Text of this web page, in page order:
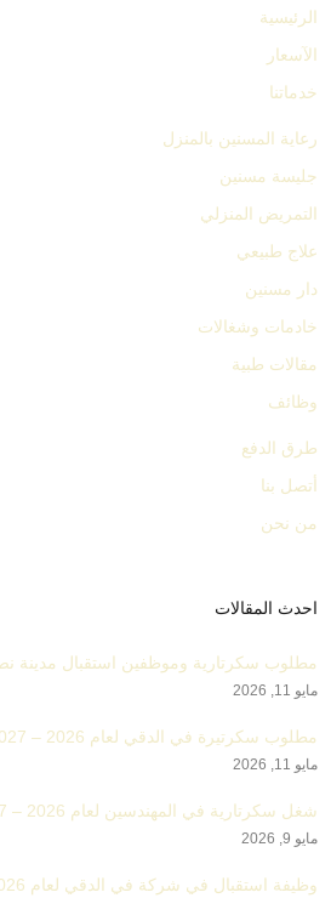
الرئيسية
الآسعار
خدماتنا
رعاية المسنين بالمنزل
جليسة مسنين
التمريض المنزلي
علاج طبيعي
دار مسنين
خادمات وشغالات
مقالات طبية
وظائف
طرق الدفع
أتصل بنا
من نحن
احدث المقالات
مطلوب سكرتارية وموظفين استقبال مدينة نصر لعام
مايو 11, 2026
مطلوب سكرتيرة في الدقي لعام 2026 – 2027
مايو 11, 2026
شغل سكرتارية في المهندسين لعام 2026 – 2027
مايو 9, 2026
وظيفة استقبال في شركة في الدقي لعام 2026 – 2027